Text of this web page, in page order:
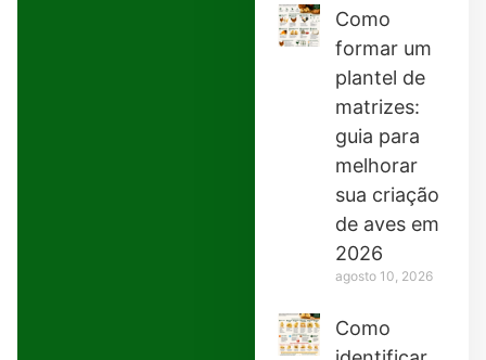
Como
formar um
plantel de
matrizes:
guia para
melhorar
sua criação
de aves em
2026
agosto 10, 2026
Como